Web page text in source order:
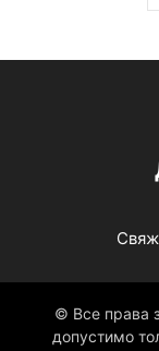
© Все права
допустимо